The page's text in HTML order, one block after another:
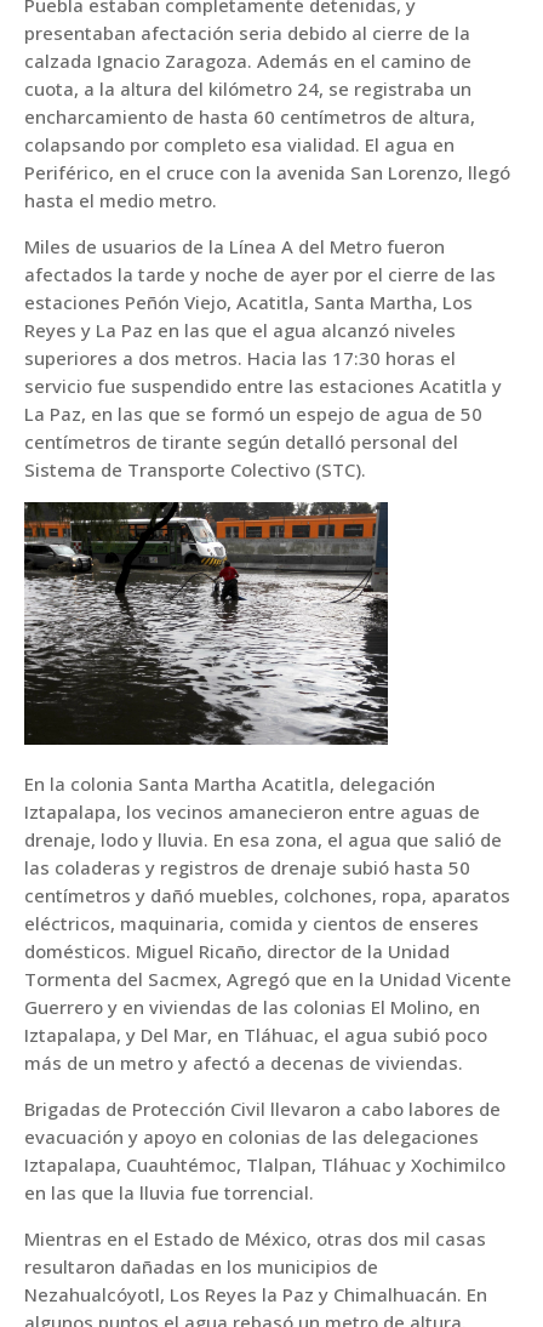
Puebla estaban completamente detenidas, y
presentaban afectación seria debido al cierre de la
calzada Ignacio Zaragoza. Además en el camino de
cuota, a la altura del kilómetro 24, se registraba un
encharcamiento de hasta 60 centímetros de altura,
colapsando por completo esa vialidad. El agua en
Periférico, en el cruce con la avenida San Lorenzo, llegó
hasta el medio metro.
Miles de usuarios de la Línea A del Metro fueron
afectados la tarde y noche de ayer por el cierre de las
estaciones Peñón Viejo, Acatitla, Santa Martha, Los
Reyes y La Paz en las que el agua alcanzó niveles
superiores a dos metros. Hacia las 17:30 horas el
servicio fue suspendido entre las estaciones Acatitla y
La Paz, en las que se formó un espejo de agua de 50
centímetros de tirante según detalló personal del
Sistema de Transporte Colectivo (STC).
En la colonia Santa Martha Acatitla, delegación
Iztapalapa, los vecinos amanecieron entre aguas de
drenaje, lodo y lluvia. En esa zona, el agua que salió de
las coladeras y registros de drenaje subió hasta 50
centímetros y dañó muebles, colchones, ropa, aparatos
eléctricos, maquinaria, comida y cientos de enseres
domésticos. Miguel Ricaño, director de la Unidad
Tormenta del Sacmex, Agregó que en la Unidad Vicente
Guerrero y en viviendas de las colonias El Molino, en
Iztapalapa, y Del Mar, en Tláhuac, el agua subió poco
más de un metro y afectó a decenas de viviendas.
Brigadas de Protección Civil llevaron a cabo labores de
evacuación y apoyo en colonias de las delegaciones
Iztapalapa, Cuauhtémoc, Tlalpan, Tláhuac y Xochimilco
en las que la lluvia fue torrencial.
Mientras en el Estado de México, otras dos mil casas
resultaron dañadas en los municipios de
Nezahualcóyotl, Los Reyes la Paz y Chimalhuacán. En
algunos puntos el agua rebasó un metro de altura.